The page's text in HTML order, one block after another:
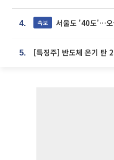
4. 속보 서울도 '40도'…오
5.